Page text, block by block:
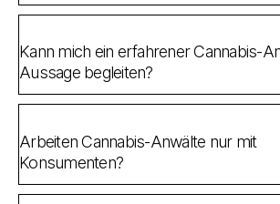
Kann mich ein erfahrener Cannabis-
Aussage begleiten?
Arbeiten Cannabis-Anwälte nur mit
Konsumenten?